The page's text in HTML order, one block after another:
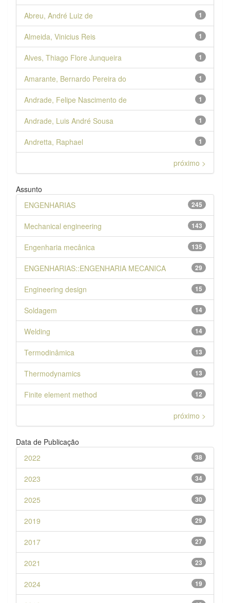
1
Abreu, André Luiz de
1
Almeida, Vinicius Reis
1
Alves, Thiago Flore Junqueira
1
Amarante, Bernardo Pereira do
1
Andrade, Felipe Nascimento de
1
Andrade, Luis André Sousa
1
Andretta, Raphael
próximo >
Assunto
245
ENGENHARIAS
143
Mechanical engineering
135
Engenharia mecânica
29
ENGENHARIAS::ENGENHARIA MECANICA
15
Engineering design
14
Soldagem
14
Welding
13
Termodinâmica
13
Thermodynamics
12
Finite element method
próximo >
Data de Publicação
38
2022
34
2023
30
2025
29
2019
27
2017
23
2021
19
2024